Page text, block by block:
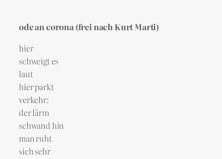
ode an corona (frei nach Kurt Marti)
hier
schweigt es
laut
hier parkt
verkehr:
der lärm
schwand hin
man ruht
sich sehr